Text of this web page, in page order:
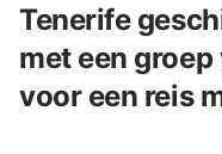
Tenerife
met een
voor een reis